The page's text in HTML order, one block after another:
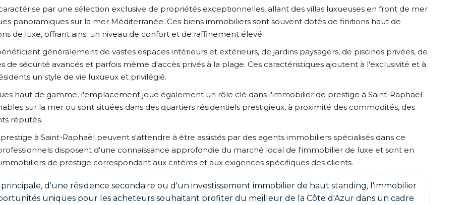
par une sélection exclusive de propriétés exceptionnelles, allant des villas luxueuses en front de mer
panoramiques sur la mer Méditerranée. Ces biens immobiliers sont souvent dotés de finitions haut de
de luxe, offrant ainsi un niveau de confort et de raffinement élevé.
généralement de vastes espaces intérieurs et extérieurs, de jardins paysagers, de piscines privées, de
de sécurité avancés et parfois même d'accès privés à la plage. Ces caractéristiques ajoutent à l'exclusivité et à
un style de vie luxueux et privilégié.
haut de gamme, l'emplacement joue également un rôle clé dans l'immobilier de prestige à Saint-Raphaël.
sur la mer ou sont situées dans des quartiers résidentiels prestigieux, à proximité des commodités, des
réputés.
à Saint-Raphaël peuvent s'attendre à être assistés par des agents immobiliers spécialisés dans ce
disposent d'une connaissance approfondie du marché local de l'immobilier de luxe et sont en
de prestige correspondant aux critères et aux exigences spécifiques des clients.
d'une résidence secondaire ou d'un investissement immobilier de haut standing, l'immobilier
uniques pour les acheteurs souhaitant profiter du meilleur de la Côte d'Azur dans un cadre